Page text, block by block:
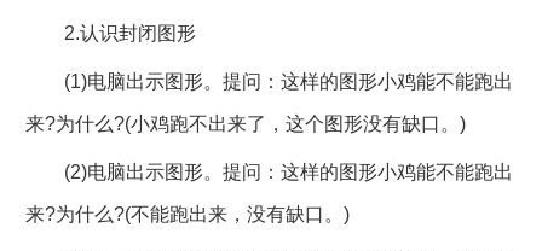
2.认识封闭图形
(1)电脑出示图形。提问：这样的图形小鸡能不能跑出
来?为什么?(小鸡跑不出来了，这个图形没有缺口。)
(2)电脑出示图形。提问：这样的图形小鸡能不能跑出
来?为什么?(不能跑出来，没有缺口。)